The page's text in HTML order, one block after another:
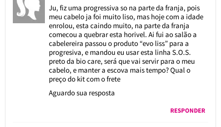
Ju, fiz uma progressiva so na parte da franja, pois
meu cabelo ja foi muito liso, mas hoje com a idade
enrolou, esta caindo muito, na parte da franja
comecou a quebrar esta horivel. Ai fui ao salão a
cabelereira passou o produto “evo liss” para a
progresiva, e mandou eu usar esta linha S.O.S.
preto da bio care, será que vai servir para o meu
cabelo, e manter a escova mais tempo? Qual o
preço do kit com o frete
Aguardo sua resposta
RESPONDER